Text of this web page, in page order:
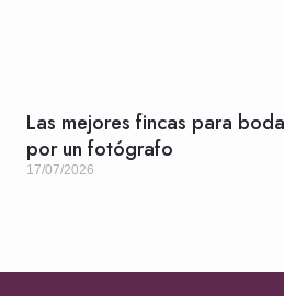
Las mejores fincas para
por un fotógrafo
17/07/2026